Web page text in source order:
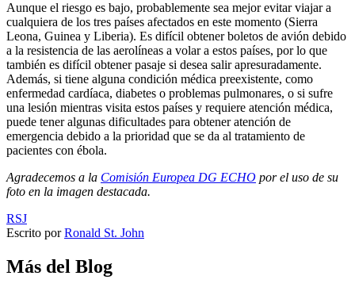
Aunque el riesgo es bajo, probablemente sea mejor evitar viajar a
cualquiera de los tres países afectados en este momento (Sierra
Leona, Guinea y Liberia). Es difícil obtener boletos de avión debido
a la resistencia de las aerolíneas a volar a estos países, por lo que
también es difícil obtener pasaje si desea salir apresuradamente.
Además, si tiene alguna condición médica preexistente, como
enfermedad cardíaca, diabetes o problemas pulmonares, o si sufre
una lesión mientras visita estos países y requiere atención médica,
puede tener algunas dificultades para obtener atención de
emergencia debido a la prioridad que se da al tratamiento de
pacientes con ébola.
Agradecemos a la Comisión Europea DG ECHO por el uso de su
foto en la imagen destacada.
RSJ
Escrito por Ronald St. John
Más del Blog